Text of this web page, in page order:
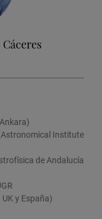
Institute
de Andalucía
y España)